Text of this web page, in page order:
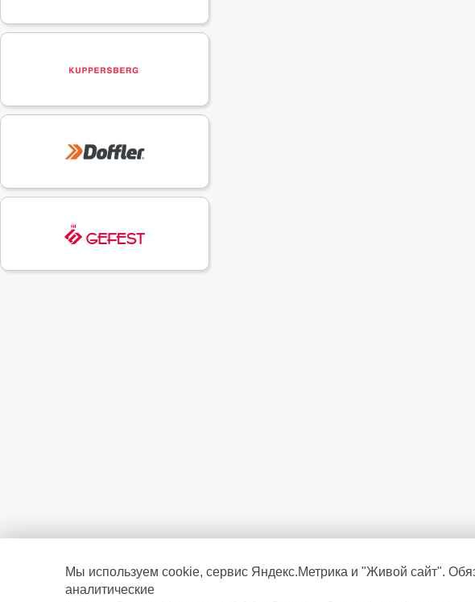
Мы используем cookie, сервис Яндекс.Метрика и "Живой сайт".
аналитические